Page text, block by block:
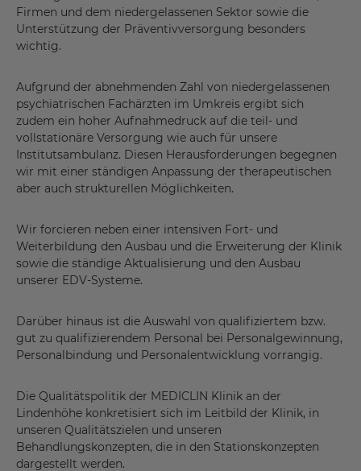
Firmen und dem niedergelassenen Sektor sowie die
Unterstützung der Präventivversorgung besonders
wichtig.
Aufgrund der abnehmenden Zahl von niedergelassenen
psychiatrischen Fachärzten im Umkreis ergibt sich
zudem ein hoher Aufnahmedruck auf die teil- und
vollstationäre Versorgung wie auch für unsere
Institutsambulanz. Diesen Herausforderungen begegnen
wir mit einer ständigen Anpassung der therapeutischen
aber auch strukturellen Möglichkeiten.
Wir forcieren neben einer intensiven Fort- und
Weiterbildung den Ausbau und die Erweiterung der Klinik
sowie die ständige Aktualisierung und den Ausbau
unserer EDV-Systeme.
Darüber hinaus ist die Auswahl von qualifiziertem bzw.
gut zu qualifizierendem Personal bei Personalgewinnung,
Personalbindung und Personalentwicklung vorrangig.
Die Qualitätspolitik der MEDICLIN Klinik an der
Lindenhöhe konkretisiert sich im Leitbild der Klinik, in
unseren Qualitätszielen und unseren
Behandlungskonzepten, die in den Stationskonzepten
dargestellt werden.